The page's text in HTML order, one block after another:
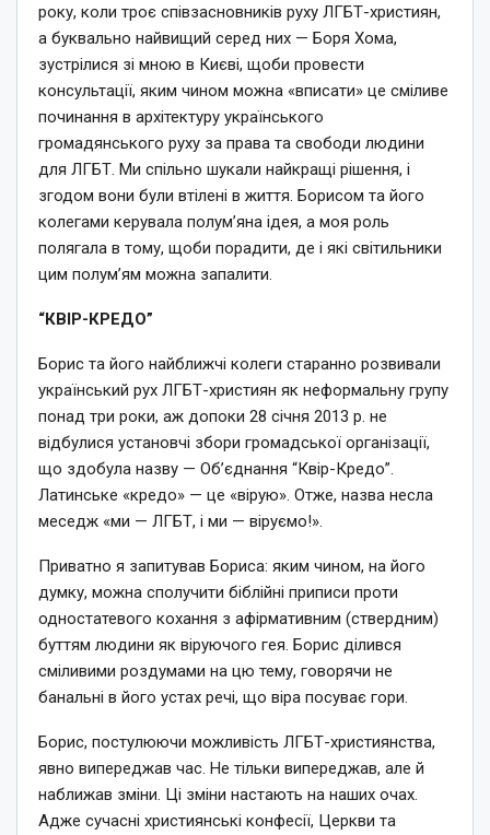
року, коли троє співзасновників руху ЛГБТ-християн,
а буквально найвищий серед них — Боря Хома,
зустрілися зі мною в Києві, щоби провести
консультації, яким чином можна «вписати» це сміливе
починання в архітектуру українського
громадянського руху за права та свободи людини
для ЛГБТ. Ми спільно шукали найкращі рішення, і
згодом вони були втілені в життя. Борисом та його
колегами керувала полум’яна ідея, а моя роль
полягала в тому, щоби порадити, де і які світильники
цим полум’ям можна запалити.
“КВІР-КРЕДО”
Борис та його найближчі колеги старанно розвивали
український рух ЛГБТ-християн як неформальну групу
понад три роки, аж допоки 28 січня 2013 р. не
відбулися установчі збори громадської організації,
що здобула назву — Об’єднання “Квір-Кредо”.
Латинське «кредо» — це «вірую». Отже, назва несла
меседж «ми — ЛГБТ, і ми — віруємо!».
Приватно я запитував Бориса: яким чином, на його
думку, можна сполучити біблійні приписи проти
одностатевого кохання з афірмативним (ствердним)
буттям людини як віруючого гея. Борис ділився
сміливими роздумами на цю тему, говорячи не
банальні в його устах речі, що віра посуває гори.
Борис, постулюючи можливість ЛГБТ-християнства,
явно випереджав час. Не тільки випереджав, але й
наближав зміни. Ці зміни настають на наших очах.
Адже сучасні християнські конфесії, Церкви та